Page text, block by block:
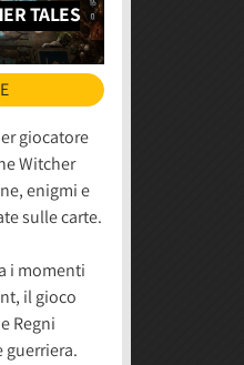
TALES
giocatore
Witcher
enigmi e
sulle carte.
i momenti
il gioco
Regni
guerriera.